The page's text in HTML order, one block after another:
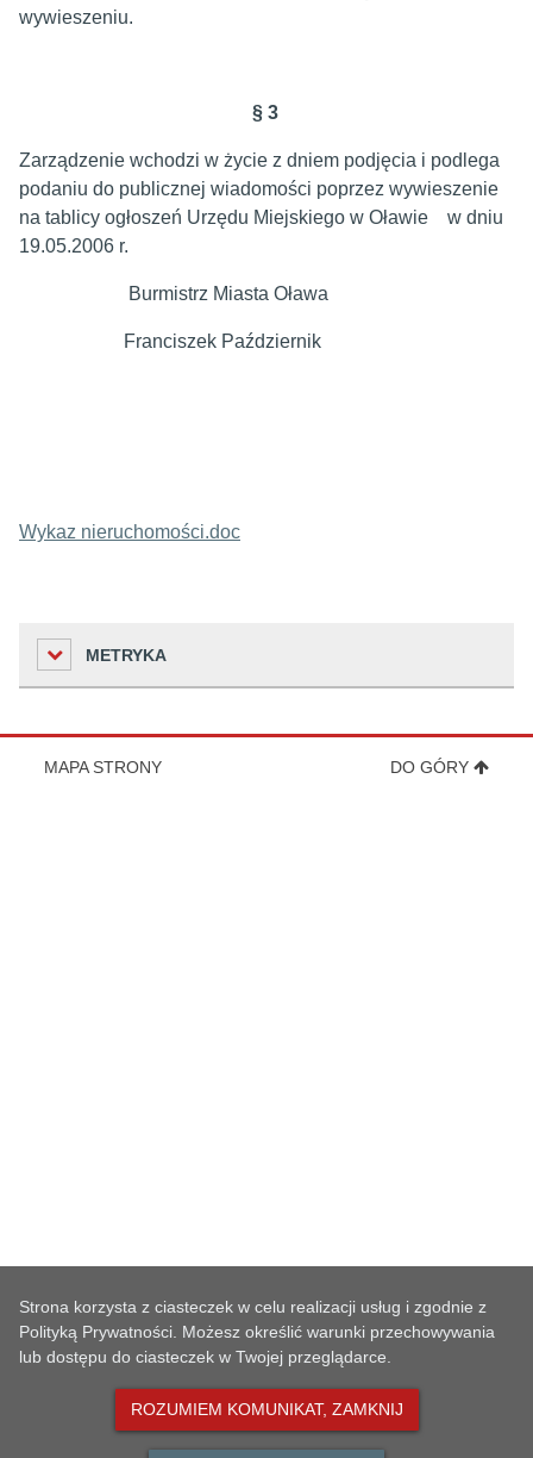
wywieszeniu.
§ 3
Zarządzenie wchodzi w życie z dniem podjęcia i podlega
podaniu do publicznej wiadomości poprzez wywieszenie
na tablicy ogłoszeń Urzędu Miejskiego w Oławie w dniu
19.05.2006 r.
Burmistrz Miasta Oława
Franciszek Październik
Wykaz nieruchomości.doc
METRYKA
118
MAPA STRONY DO GÓRY
Strona korzysta z ciasteczek w celu realizacji usług i zgodnie z
Polityką Prywatności. Możesz określić warunki przechowywania
lub dostępu do ciasteczek w Twojej przeglądarce.
ROZUMIEM KOMUNIKAT, ZAMKNIJ